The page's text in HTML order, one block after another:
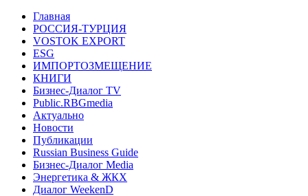
Главная
РОССИЯ-ТУРЦИЯ
VOSTOK EXPORT
ESG
ИМПОРТОЗМЕЩЕНИЕ
КНИГИ
Бизнес-Диалог TV
Public.RBGmedia
Актуально
Новости
Публикации
Russian Business Guide
Бизнес-Диалог Media
Энергетика & ЖКХ
Диалог WeekenD